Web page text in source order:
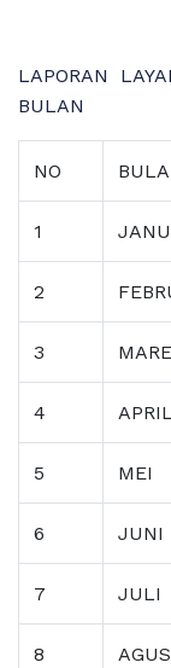
LAPORAN
BULAN
NO
1
2 FEBR
3
4 APRIL
5 MEI
6 JUNI
7 JULI
8